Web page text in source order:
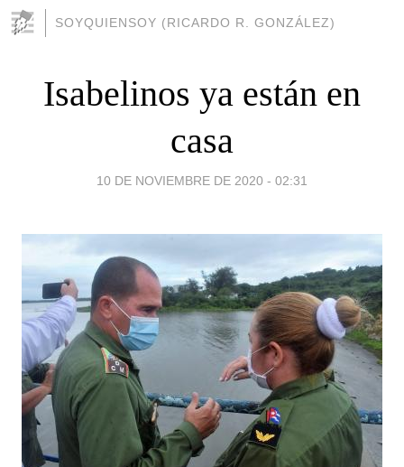
SOYQUIENSOY (RICARDO R. GONZÁLEZ)
Isabelinos ya están en
casa
10 DE NOVIEMBRE DE 2020 - 02:31